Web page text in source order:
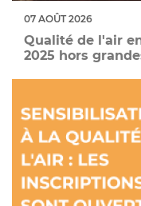
07 AOÛT 2026
Qualité de l'air
2025 hors